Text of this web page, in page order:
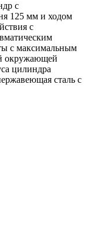
с
125 мм и ходом
с
с максимальным
окружающей
цилиндра
сталь с